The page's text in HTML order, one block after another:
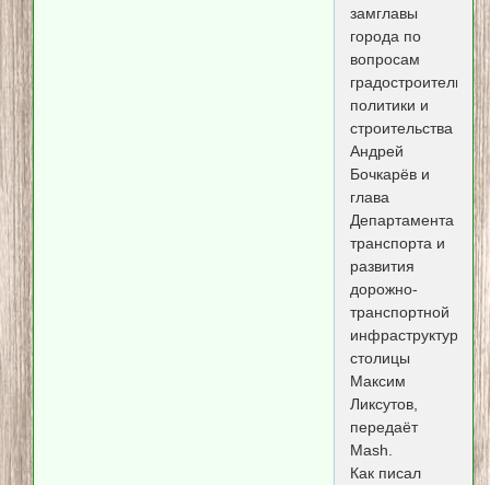
замглавы
города по
вопросам
градостроительной
политики и
строительства
Андрей
Бочкарёв и
глава
Департамента
транспорта и
развития
дорожно-
транспортной
инфраструктуры
столицы
Максим
Ликсутов,
передаёт
Mash.
Как писал